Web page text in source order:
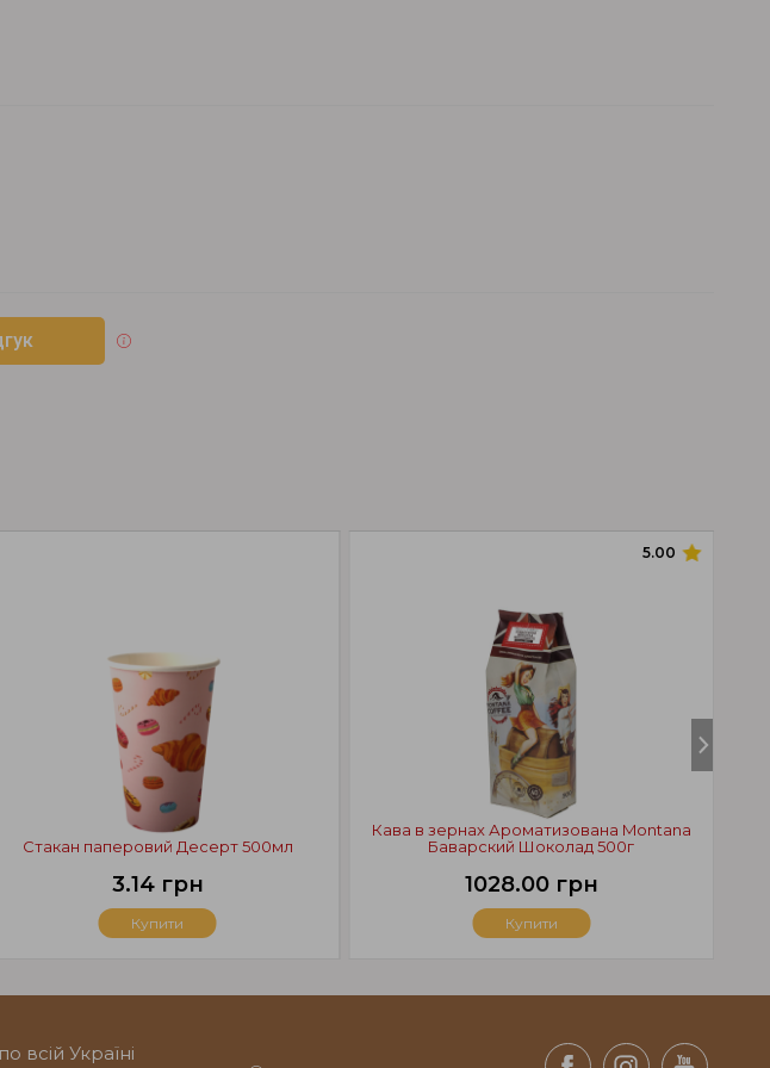
5.00
Кава в зернах Ароматизована Montana
Баварский Шоколад 500г
1028.00 грн
Купити
Стакан паперовий Десерт 500мл
3.14 грн
Купити
всій Україні